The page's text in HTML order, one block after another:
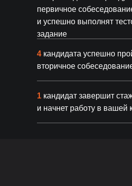
первичное
и успешно выполнят
задание
4 кандидата успешно
вторичное
1 кандидат завершит
и начнет работу в вашей